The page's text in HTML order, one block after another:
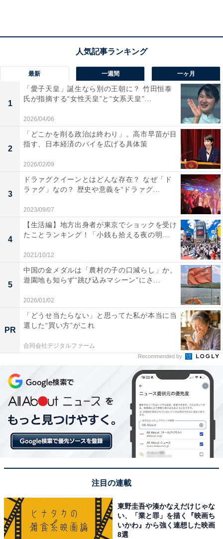
2位は便利な田舎暮らしができる「揖斐郡池田町」
「池田町」は、池田山の豊かな自然に恵まれた地域で
す。町内にはスーパーやドラッグストア、コンビニが点
在しており日常生活に必要な買い物に便利。町内を巡回
する無料のコミュニティバスや西濃地域を縦横する養老
鉄道養老線を利用すれば近隣都市へのアクセスも良いで
す。
1位は四季折々の自然を感じられる「郡上市」
県のほぼ中央に位置し、福井県に隣接する「郡上市」。
市の面積の約9割を森林が占め、長良川流域に市街地を
形成しています。市内には東海北陸自動車道のインター
チェンジが6カ所あり、アクセスが便利な点も魅力の1
つ。スキー場や温泉が点在し、観光資源が豊富にありま
「住み続けたい街（自治体）ランキング」は、2020～
2021年の回答者数50人以上の自治体を対象として集計。
最新 一週間 一ヶ月
1
「愛子天皇」誕生なら別の王朝に？ 竹田恒泰
氏が指摘する“女性天皇”と“女系天皇”...
2026/04/06
2
「どこかを削る政治は終わり」。高市早苗が目
指す、日本経済のパイを広げる具体策
2026/02/09
3
ドラァグクイーンとはどんな存在？ なぜ「ド
ラァグ」なの？ 歴史や意義を“ドラァグ...
2023/09/07
4
【生活編】地方出身者が東京でショックを受け
たことランキング！「小銭も拾える夜の明...
2021/10/12
5
中国の金メダルは「農村の子の口減らし」か。
遊園地も知らず“跳び込みマシーン”にさ...
2026/01/02
PR
「どうせ当たらない」と思ってた私が本当に当
選した“買い方”がこれ
合同会社デジタルファーム
Recommended by
注目の連載
東野圭吾や湊かなえだけじゃな
い、「業と罪」を描く『映画ち
いかわ』から強く連想した映画
8選